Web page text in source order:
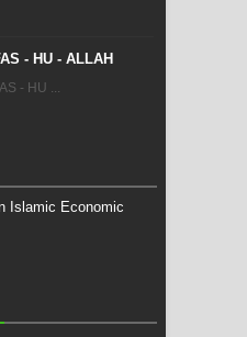
- HU - ALLAH
- HU ...
Islamic Economic